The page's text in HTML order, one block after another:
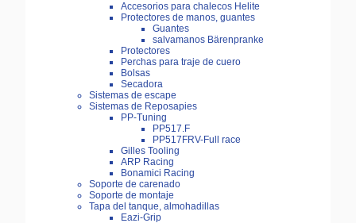
Accesorios para chalecos Helite
Protectores de manos, guantes
Guantes
salvamanos Bärenpranke
Protectores
Perchas para traje de cuero
Bolsas
Secadora
Sistemas de escape
Sistemas de Reposapies
PP-Tuning
PP517.F
PP517FRV-Full race
Gilles Tooling
ARP Racing
Bonamici Racing
Soporte de carenado
Soporte de montaje
Tapa del tanque, almohadillas
Eazi-Grip